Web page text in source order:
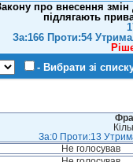
про внесення
підлягають
За:166 Проти:54
- Вибрати зі
За:0 Проти:13
Не голосував